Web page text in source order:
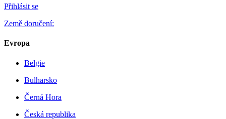
Přihlásit se
Země doručení:
Evropa
Belgie
Bulharsko
Černá Hora
Česká republika